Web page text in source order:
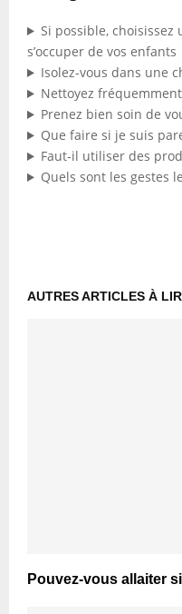
Si possible,
s’occuper de vos enfants
Isolez-vous dans une
Nettoyez
Prenez bien soin de
Que faire si je suis
Faut-il utiliser des
Quels sont les gestes
AUTRES ARTICLES À
Pouvez-vous allaiter